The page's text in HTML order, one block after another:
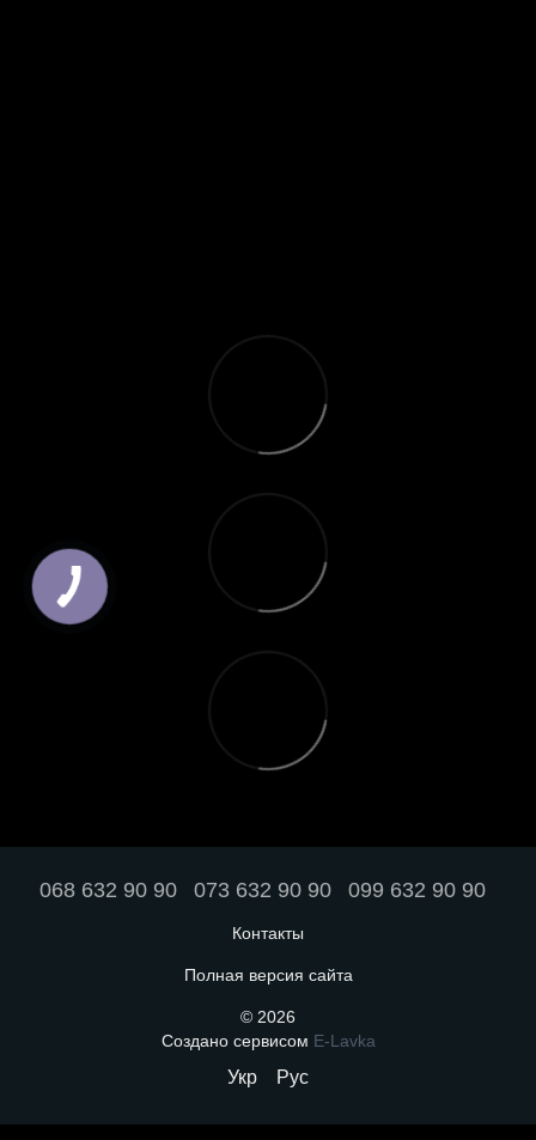
068 632 90 90 073 632 90 90 099 632 90 90
Контакты
Полная версия сайта
© 2026
Создано сервисом E-Lavka
Укр Рус